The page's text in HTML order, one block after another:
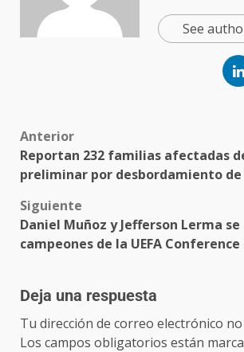
See
Anterior
Reportan 232 familias afectadas
preliminar por desbordamiento de
Siguiente
Daniel Muñoz y Jefferson Lerma
campeones de la UEFA
Deja una respuesta
Tu dirección de correo electrónico
Los campos obligatorios están